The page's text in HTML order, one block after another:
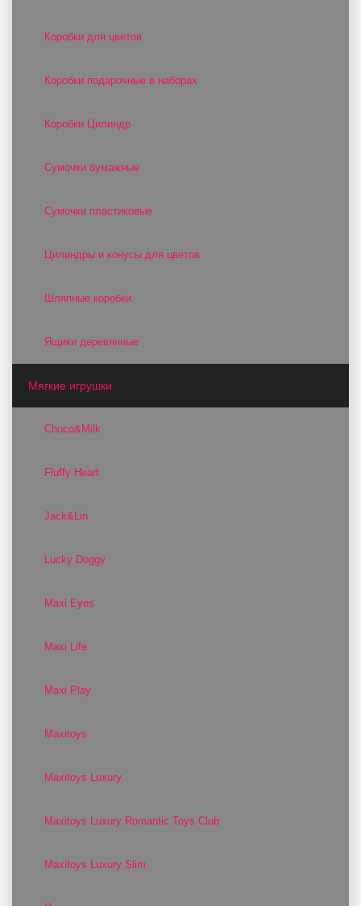
Коробки для цветов
Коробки подарочные в наборах
Коробки Цилиндр
Сумочки бумажные
Сумочки пластиковые
Цилиндры и конусы для цветов
Шляпные коробки
Ящики деревянные
Мягкие игрушки
Choco&Milk
Fluffy Heart
Jack&Lin
Lucky Doggy
Maxi Eyes
Maxi Life
Maxi Play
Maxitoys
Maxitoys Luxury
Maxitoys Luxury Romantic Toys Club
Maxitoys Luxury Slim